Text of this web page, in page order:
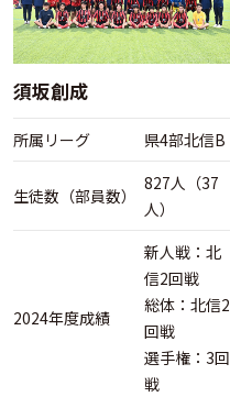
須坂創成
所属リーグ 県4部北信B
生徒数（部員数）
827人（37
人）
2024年度成績
新人戦：北
信2回戦
総体：北信2
回戦
選手権：3回
戦